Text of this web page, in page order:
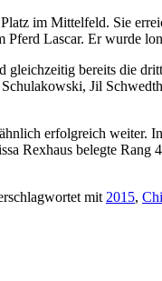
im Mittelfeld. Sie
Lascar. Er wurde
bereits die
Jil
erfolgreich weiter.
Rexhaus belegte
mit 2015,